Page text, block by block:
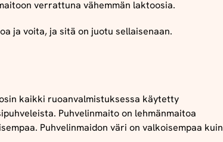
verrattuna vähemmän laktoosia.
ja voita, ja sitä on juotu sellaisenaan.
kaikki ruoanvalmistuksessa käytetty
Puhvelinmaito on lehmänmaitoa
Puhvelinmaidon väri on valkoisempaa kuin